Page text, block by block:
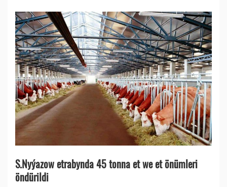
S.Nyýazow etrabynda 45 tonna et we et önümleri
öndürildi